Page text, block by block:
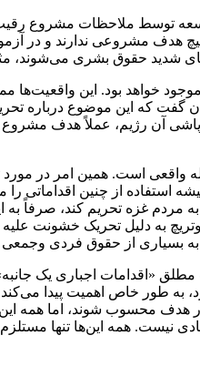
توسعه توسط ملاحظات مشروع
که هیچ هدف مشروعی ندارند
حقوق بشری می‌شوند،
خواهد بود. این
گفت که این موضوع درباره
آن رژیم، عملاً هدف مشروع
است. همین امر در مورد
استفاده از چنین اقداماتی
به مردم غزه تحریم کند،
به دلیل تحریک خشونت
به بسیاری از حقوق فردی
«اقدامات اجباری یک
به طور خاص اهمیت پیدا
هدف محسوب شوند، اما همه
نیست. همه‌ این‌ها تنها